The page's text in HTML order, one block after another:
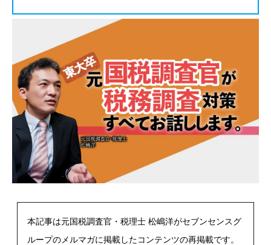
本記事は元国税調査官・税理士 松嶋洋がセブンセンスグ
ループのメルマガに掲載したコンテンツの再掲載です。